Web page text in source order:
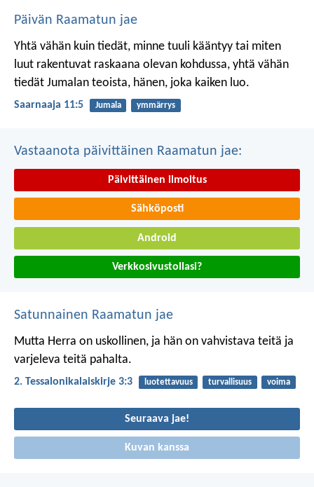
Päivän Raamatun jae
Yhtä vähän kuin tiedät, minne tuuli kääntyy tai miten
luut rakentuvat raskaana olevan kohdussa, yhtä vähän
tiedät Jumalan teoista, hänen, joka kaiken luo.
Saarnaaja 11:5 Jumala ymmärrys
Vastaanota päivittäinen Raamatun jae:
Päivittäinen ilmoitus
Sähköposti
Android
Verkkosivustollasi?
Satunnainen Raamatun jae
Mutta Herra on uskollinen, ja hän on vahvistava teitä ja
varjeleva teitä pahalta.
2. Tessalonikalaiskirje 3:3 luotettavuus turvallisuus voima
Seuraava jae!
Kuvan kanssa